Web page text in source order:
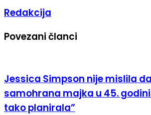
Redakcija
Povezani članci
Jessica Simpson nije mislila
samohrana majka u 45.
tako planirala”